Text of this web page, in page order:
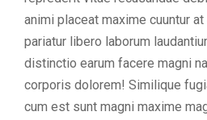
animi placeat maxime cuuntur
pariatur libero laborum
distinctio earum facere magni
corporis dolorem! Similique
cum est sunt magni maxime